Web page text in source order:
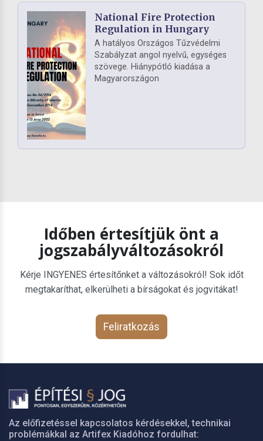
National Fire Protection
Regulation in Hungary
A hatályos Országos Tűzvédelmi
Szabályzat angol nyelvű, egységes
szövege. Hiánypótló kiadása a
Magyarországon
Időben értesítjük önt a
jogszabályváltozásokról
Kérje INGYENES értesítőnket a változásokról! Sok időt
megtakaríthat, elkerülheti a bírságokat és jogvitákat!
Feliratkozás
Az előfizetéssel kapcsolatos kérdésekkel, technikai
problémákkal az Artifex Kiadóhoz fordulhat: